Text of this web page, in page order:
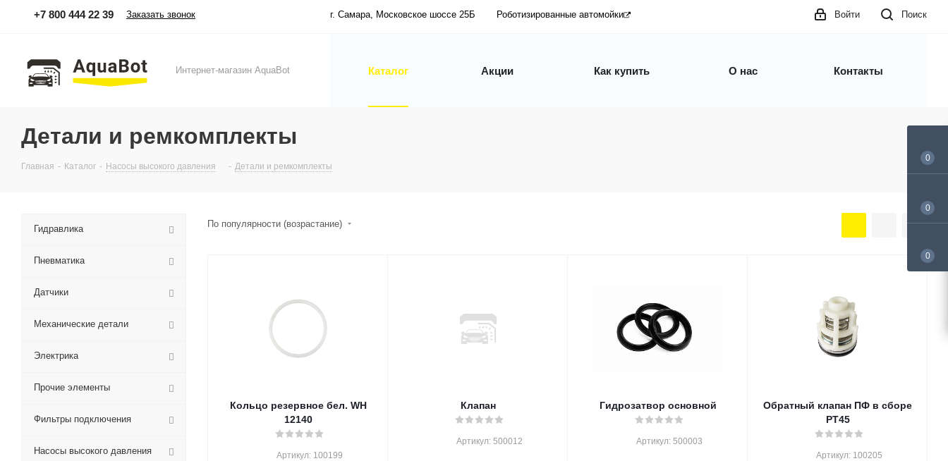
+7 800 444 22 39 Заказать звонок г. Самара, Московское шоссе 25Б Роботизированные автомойки Поиск
Войти
Интернет-магазин AquaBot Каталог Акции Как купить О нас Контакты
Детали и ремкомплекты
Главная - Каталог - Насосы высокого давления - Детали и ремкомплекты
По популярности (возрастание)
Кольцо резервное бел. WH
12140
Артикул: 100199
Клапан
Артикул: 500012
Гидрозатвор основной
Артикул: 500003
Обратный клапан ПФ в сборе
PT45
Артикул: 100205
Гидравлика
Пневматика
Датчики
Механические детали
Электрика
Прочие элементы
Фильтры подключения
Насосы высокого давления
0
0
0